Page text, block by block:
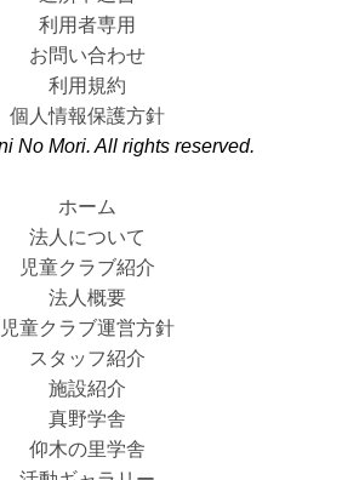
利用者専用
お問い合わせ
利用規約
個人情報保護方針
No Mori. All rights reserved.
ホーム
法人について
児童クラブ紹介
法人概要
児童クラブ運営方針
スタッフ紹介
施設紹介
真野学舎
仰木の里学舎